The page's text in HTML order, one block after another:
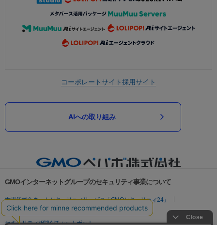
コーポレートサイト採用サイト
AIへの取り組み
GMOインターネットグループのセキュリティ事業について
世界初総合ネットセキュリティサービス「GMOセキュリティ24」
パスワード漏洩診断
Webサイトリスク診断
セキュリティ相談AIチャットボット